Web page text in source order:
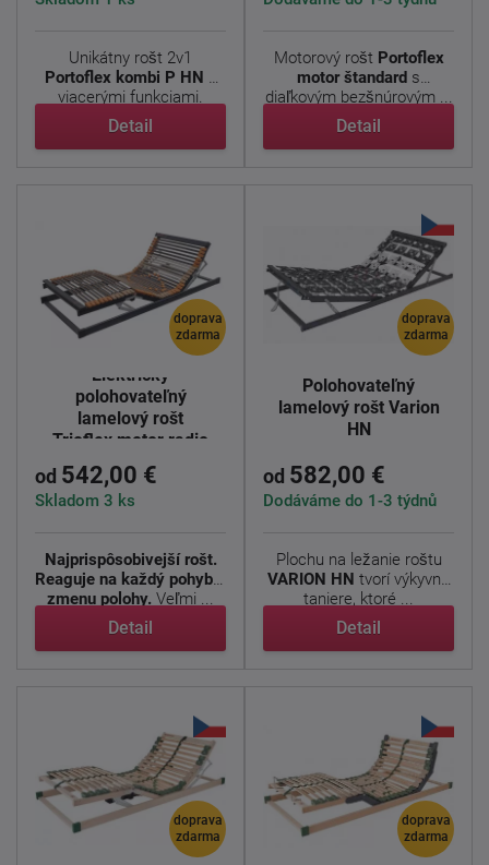
Unikátny rošt 2v1
Portoflex kombi P HN s
viacerými funkciami.
Ponúka ...
Detail
Motorový rošt Portoflex
motor štandard s
diaľkovým bezšnúrovým ...
Detail
doprava
zdarma
Elektricky
polohovateľný
lamelový rošt
Trioflex motor radio
od 542,00 €
Skladom 3 ks
Najprispôsobivejší rošt.
Reaguje na každý pohyb a
zmenu polohy. Veľmi ...
Detail
doprava
zdarma
Polohovateľný
lamelový rošt Varion
HN
od 582,00 €
Dodáváme do 1-3 týdnů
Plochu na ležanie roštu
VARION HN tvorí výkyvné
taniere, ktoré ...
Detail
doprava
zdarma
doprava
zdarma